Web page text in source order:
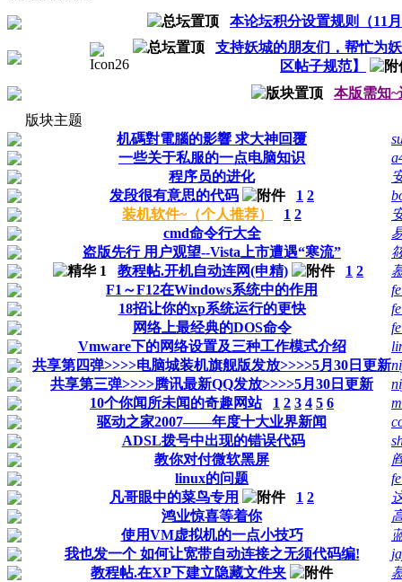
本论坛积分设置规则（11
支持妖城的朋友们，帮忙为
区帖子规范】
本版需知
版块主题
机碼對電腦的影響 求大神回覆
一些关于私服的一点电脑知识
程序员的进化
发段很有意思的代码
1 2
装机软件~（个人推荐）
1 2
cmd命令行大全
盗版先行 用户观望--Vista上市遭遇“寒流”
教程帖.开机自动连网(申精)
1 2
F1～F12在Windows系统中的作用
18招让你的xp系统运行的更快
网络上最经典的DOS命令
Vmware下的网络设置及三种工作模式介绍
共享第四弹>>>>电脑城装机旗舰版发放>>>>5月30日更新
共享第三弹>>>>腾讯最新QQ发放>>>>5月30日更新
10个你闻所未闻的奇趣网站
1 2 3 4 5 6
驱动之家2007——年度十大业界新闻
ADSL拨号中出现的错误代码
教你对付微软黑屏
linux的问题
凡哥眼中的菜鸟专用
1 2
鸿业惊喜等着你
使用VM虚拟机的一点小技巧
我也发一个 如何让宽带自动连接之无须代码编!
教程帖.在XP下建立隐藏文件夹